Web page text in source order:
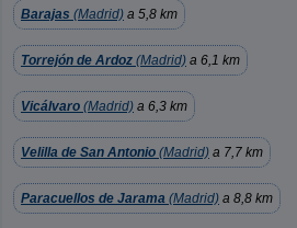
Barajas (Madrid) a 5,8 km
Torrejón de Ardoz (Madrid) a 6,1 km
Vicálvaro (Madrid) a 6,3 km
Velilla de San Antonio (Madrid) a 7,7 km
Paracuellos de Jarama (Madrid) a 8,8 km